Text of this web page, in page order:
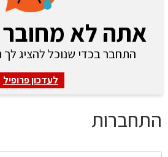
אתה לא
התחבר בכדי שנוכל להציג
לעדכון פרופיל
התחברות